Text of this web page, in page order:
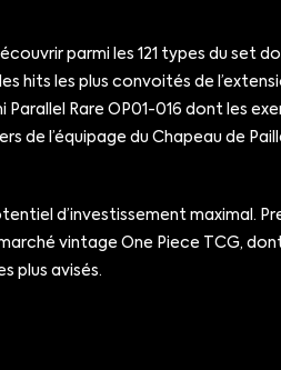
parmi les 121 types du set
les plus convoités de
Rare OP01-016 dont les
de l’équipage du Chapeau de
d’investissement maximal.
vintage One Piece TCG,
plus avisés.